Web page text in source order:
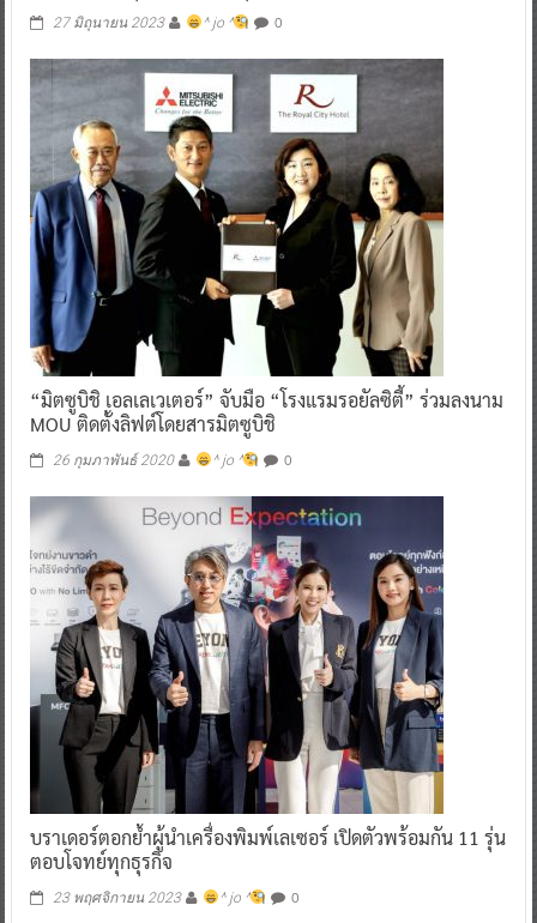
27 มิถุนายน 2023 ^ jo ^ 0
“มิตซูบิชิ เอลเลเวเตอร์” จับมือ “โรงแรมรอยัลซิตี้” ร่วมลงนาม
MOU ติดตั้งลิฟต์โดยสารมิตซูบิชิ
26 กุมภาพันธ์ 2020 ^ jo ^ 0
บราเดอร์ตอกย้ำผู้นำเครื่องพิมพ์เลเซอร์ เปิดตัวพร้อมกัน 11 รุ่น
ตอบโจทย์ทุกธุรกิจ
23 พฤศจิกายน 2023 ^ jo ^ 0